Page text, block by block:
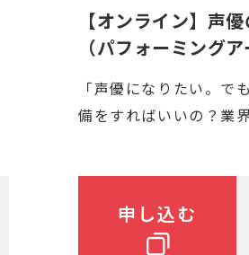
【オンライン】声
（パフォーミングア
「声優になりたい。で
備をすればいいの？業
申し込む